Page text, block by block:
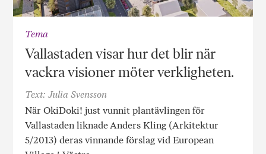
Tema
Vallastaden visar hur det blir när
vackra visioner möter verkligheten.
Text: Julia Svensson
När OkiDoki! just vunnit plantävlingen för
Vallastaden liknade Anders Kling (Arkitektur
5/2013) deras vinnande förslag vid European